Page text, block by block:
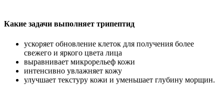
Какие задачи выполняет трипептид
ускоряет обновление клеток для получения более
свежего и яркого цвета лица
выравнивает микрорельеф кожи
интенсивно увлажняет кожу
улучшает текстуру кожи и уменьшает глубину морщин.